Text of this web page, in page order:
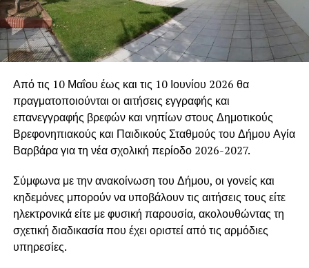
Από τις 10 Μαΐου έως και τις 10 Ιουνίου 2026 θα
πραγματοποιούνται οι αιτήσεις εγγραφής και
επανεγγραφής βρεφών και νηπίων στους Δημοτικούς
Βρεφονηπιακούς και Παιδικούς Σταθμούς του Δήμου Αγία
Βαρβάραγια τη νέα σχολική περίοδο 2026-2027.
Σύμφωνα με την ανακοίνωση του Δήμου, οι γονείς και
κηδεμόνες μπορούν να υποβάλουν τις αιτήσεις τους είτε
ηλεκτρονικά είτε με φυσική παρουσία, ακολουθώντας τη
σχετική διαδικασία που έχει οριστεί από τις αρμόδιες
υπηρεσίες.